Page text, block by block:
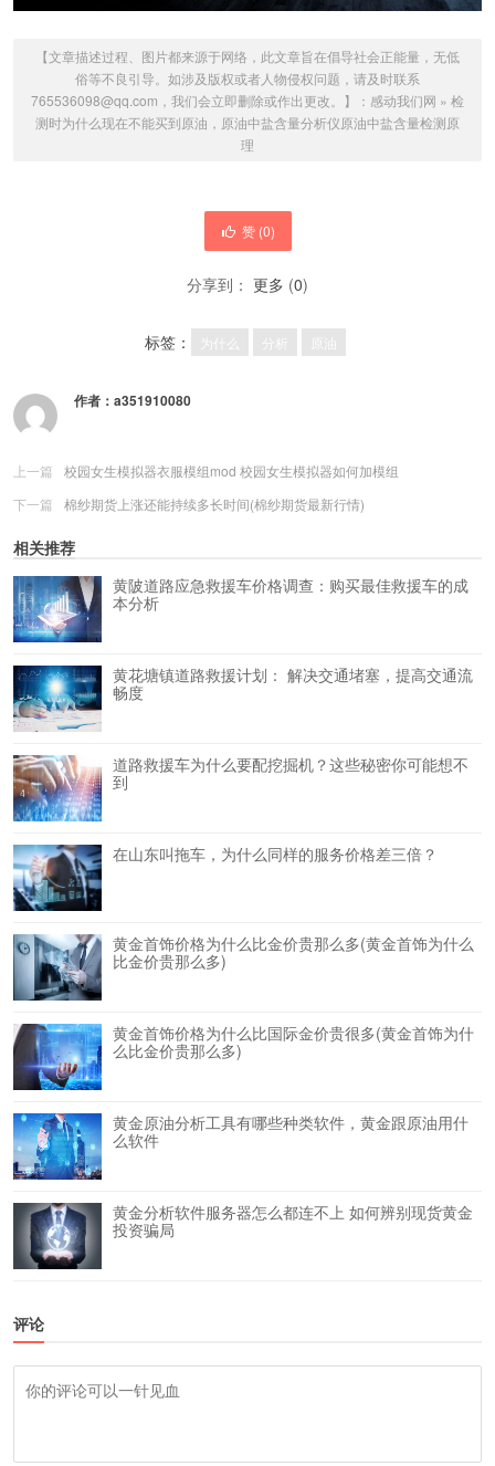
【文章描述过程、图片都来源于网络，此文章旨在倡导社会正能量，无低
俗等不良引导。如涉及版权或者人物侵权问题，请及时联系
765536098@qq.com，我们会立即删除或作出更改。】： 感动我们网 » 检
测时为什么现在不能买到原油，原油中盐含量分析仪原油中盐含量检测原
理
赞 (0)
分享到： 更多 (0)
标签： 为什么 分析
作者： a351910080
上一篇
校园女生模拟器衣服模组mod 校园女生模拟器如何加模组
下一篇
棉纱期货上涨还能持续多长时间(棉纱期货最新行情)
相关推荐
黄陂道路应急救援车价格调查：购买最佳救援车的成
本分析
黄花塘镇道路救援计划： 解决交通堵塞，提高交通流
畅度
道路救援车为什么要配挖掘机？这些秘密你可能想不
到
在山东叫拖车，为什么同样的服务价格差三倍？
黄金首饰价格为什么比金价贵那么多(黄金首饰为什么
比金价贵那么多)
黄金首饰价格为什么比国际金价贵很多(黄金首饰为什
么比金价贵那么多)
黄金原油分析工具有哪些种类软件，黄金跟原油用什
么软件
黄金分析软件服务器怎么都连不上 如何辨别现货黄金
投资骗局
评论